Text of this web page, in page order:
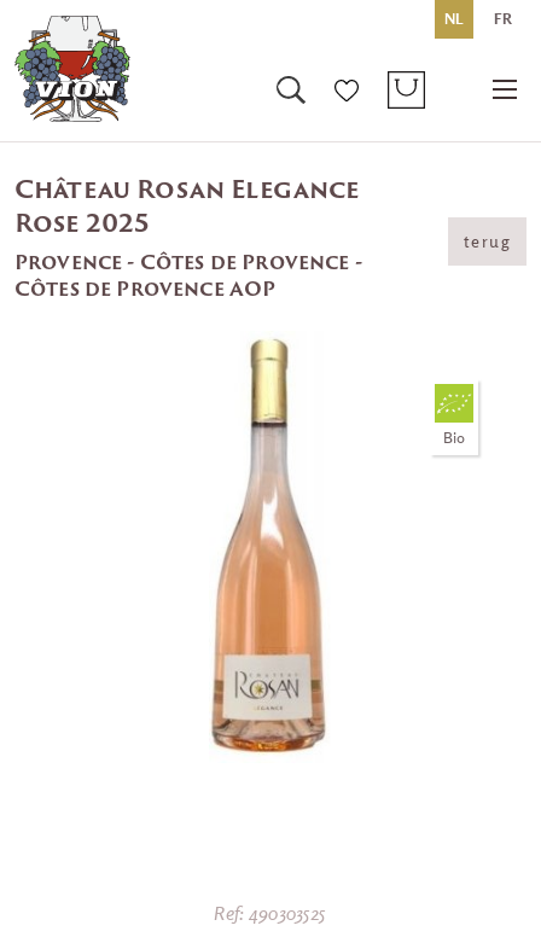
NL FR
Château Rosan Elegance
Rose 2025
Provence - Côtes de Provence -
Côtes de Provence AOP
terug
Bio
Ref: 490303525